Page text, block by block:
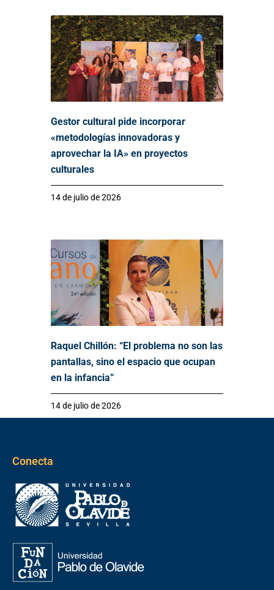
Gestor cultural pide incorporar
«metodologías innovadoras y
aprovechar la IA» en proyectos
culturales
14 de julio de 2026
Raquel Chillón: “El problema no son las
pantallas, sino el espacio que ocupan
en la infancia”
14 de julio de 2026
Conecta